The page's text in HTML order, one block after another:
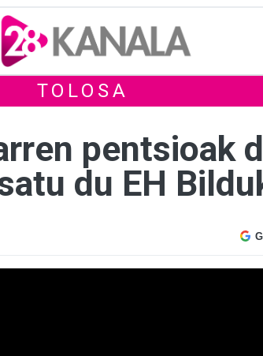
TOLOSA
pentsioak
du EH